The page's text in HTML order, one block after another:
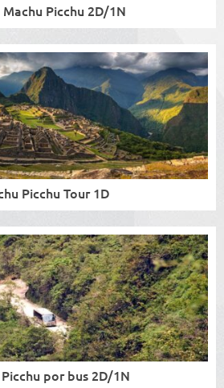
Machu Picchu 2D/1N
Picchu Tour 1D
por bus 2D/1N